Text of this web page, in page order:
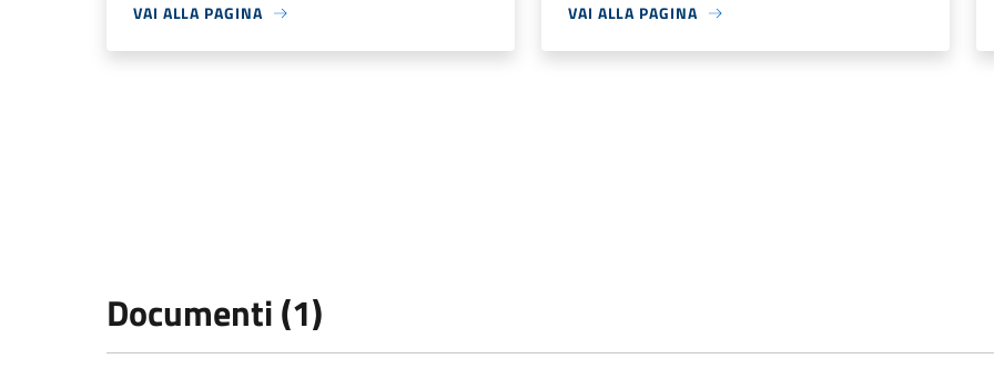
VAI ALLA PAGINA VAI ALLA PAGINA
Documenti (1)